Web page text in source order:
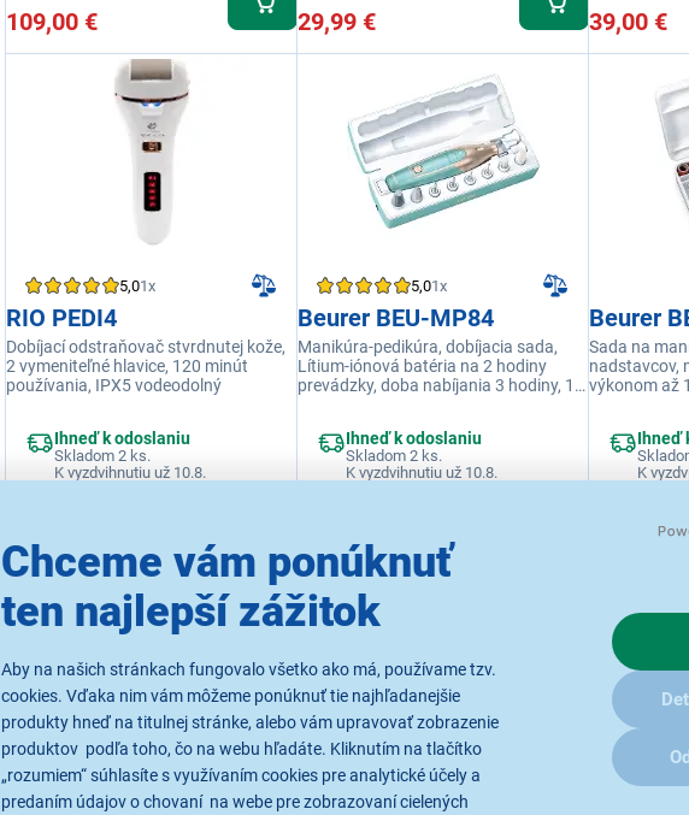
Chceme vám ponúknuť
ten najlepší zážitok
Aby na našich stránkach fungovalo všetko ako má, používame tzv.
cookies. Vďaka nim vám môžeme ponúknuť tie najhľadanejšie
produkty hneď na titulnej stránke, alebo vám upravovať zobrazenie
produktov podľa toho, čo na webu hľadáte. Kliknutím na tlačítko
„rozumiem“ súhlasíte s využívaním cookies pre analytické účely a
predaním údajov o chovaní na webe pre zobrazovaní cielených
109,00 € 29,99 € 39,00 €
5,01x
RIO PEDI4
Dobíjací odstraňovač stvrdnutej kože,
2 vymeniteľné hlavice, 120 minút
používania, IPX5 vodeodolný
Ihneď k odoslaniu
Skladom 2 ks.
K vyzdvihnutiu už 10.8.
32,99 €
5,01x
Beurer BEU-MP84
Manikúra-pedikúra, dobíjacia sada,
Lítium-iónová batéria na 2 hodiny
prevádzky, doba nabíjania 3 hodiny, 10
Ihneď k odoslaniu
Skladom 2 ks.
K vyzdvihnutiu už 10.8.
109,00 €
Beurer
Sada na
nadstavcov,
výkonom až
Ihneď
K